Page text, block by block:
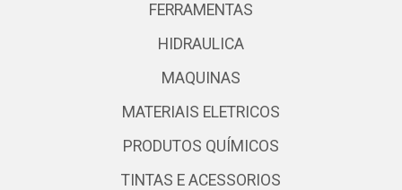
FERRAMENTAS
HIDRAULICA
MAQUINAS
MATERIAIS ELETRICOS
PRODUTOS QUÍMICOS
TINTAS E ACESSORIOS